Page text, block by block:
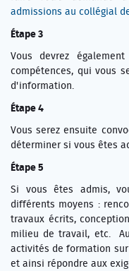
admissions au collégial
Étape 3
Vous devrez
compétences, qui vous
d'information.
Étape 4
Vous serez ensuite
déterminer si vous êtes
Étape 5
Si vous êtes admis,
différents moyens :
travaux écrits,
milieu de travail, etc.
activités de formation
et ainsi répondre aux